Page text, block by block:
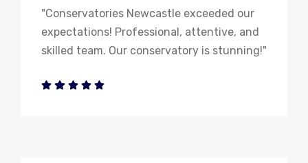
"Conservatories Newcastle exceeded our
expectations! Professional, attentive, and
skilled team. Our conservatory is stunning!"